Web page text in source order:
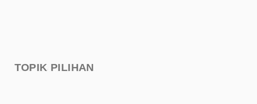
TOPIK PILIHAN